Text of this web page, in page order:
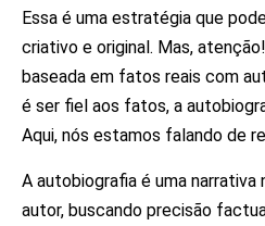
Essa é uma estratégia que
criativo e original. Mas,
baseada em fatos reais com
é ser fiel aos fatos, a
Aqui, nós estamos falando de
A autobiografia é uma
autor, buscando precisão